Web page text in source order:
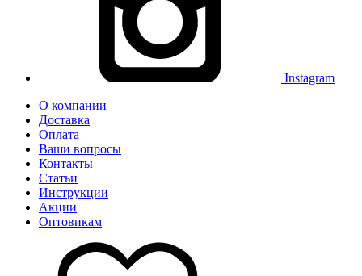
Instagram
О компании
Доставка
Оплата
Ваши вопросы
Контакты
Статьи
Инструкции
Акции
Оптовикам